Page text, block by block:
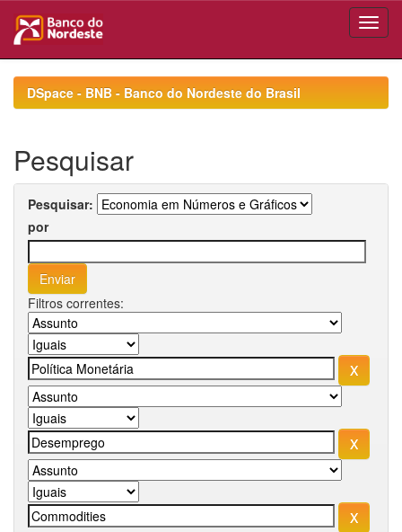
navigationDSpace - BNB - Banco do Nordeste do Brasil
Pesquisar
Pesquisar:
por
Filtros correntes: